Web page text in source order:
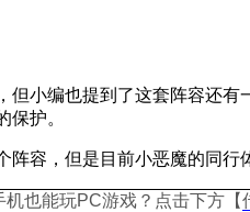
但小编也提到了这套阵容还有
护。
容，但是目前小恶魔的同
机也能玩PC游戏？点击下方【